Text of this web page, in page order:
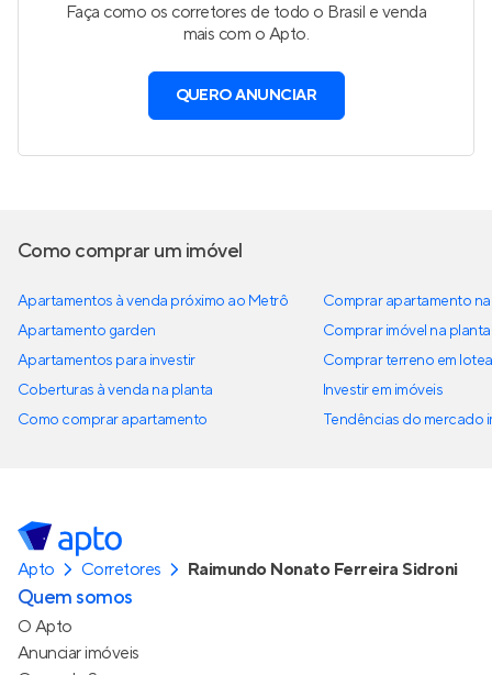
Faça como os corretores de todo o Brasil e venda
mais com o Apto.
QUERO ANUNCIAR
Como comprar um imóvel
Apartamentos à venda próximo ao Metrô
Apartamento garden
Apartamentos para investir
Coberturas à venda na planta
Como comprar apartamento
Comprar apartamento
Comprar imóvel na planta
Comprar terreno em
Investir em imóveis
Tendências do mercado
Apto Corretores Raimundo Nonato Ferreira Sidroni
Quem somos
O Apto
Anunciar imóveis